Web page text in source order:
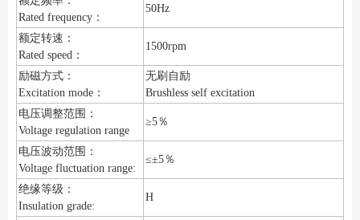
Rated frequency：
50Hz
额定转速：
Rated speed：
1500rpm
励磁方式：
Excitation mode：
无刷自励
Brushless self excitation
电压调整范围：
Voltage regulation range
≥5％
电压波动范围：
Voltage fluctuation range:
≤±5％
绝缘等级：
Insulation grade:
H